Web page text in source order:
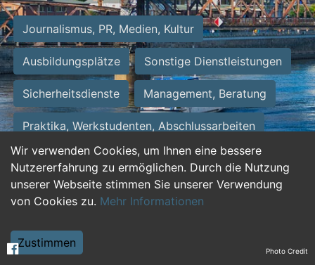
Wir verwenden Cookies, um Ihnen eine bessere
Nutzererfahrung zu ermöglichen. Durch die Nutzung
unserer Webseite stimmen Sie unserer Verwendung
von Cookies zu. Mehr Informationen
Zustimmen
Journalismus, PR, Medien, Kultur
Ausbildungsplätze Sonstige Dienstleistungen
Sicherheitsdienste Management, Beratung
Praktika, Werkstudenten, Abschlussarbeiten
Personalwesen Assistenz, Sekretariat
Hilfskräfte, Aushilfs- und Nebenjobs
Weiterbildung, Studium, duale Ausbildung Photo Credit